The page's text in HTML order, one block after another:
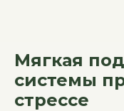
Мягкая
системы
стрессе